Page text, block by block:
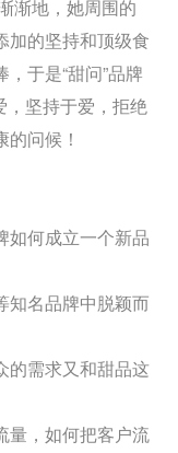
渐地，她周围的
加的坚持和顶级食
于是“甜问”品牌
，坚持于爱，拒绝
问候！
如何成立一个新品
知名品牌中脱颖而
的需求又和甜品这
量，如何把客户流